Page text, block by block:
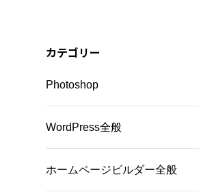
カテゴリー
Photoshop
WordPress全般
ホームページビルダー全般